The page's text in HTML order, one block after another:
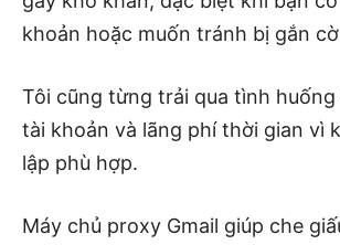
khoản hoặc muốn tránh bị gắn
Tôi cũng từng trải qua tình huống
tài khoản và lãng phí thời gian vì
lập phù hợp.
Máy chủ proxy Gmail giúp che